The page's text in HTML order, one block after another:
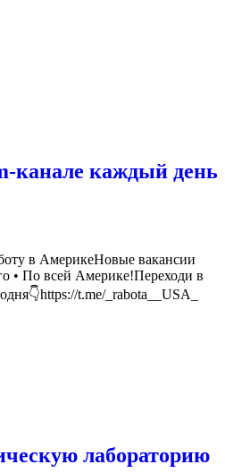
канале каждый день
в АмерикеНовые вакансии
• По всей Америке!Переходи в
t.me/_rabota__USA_
лабораторию